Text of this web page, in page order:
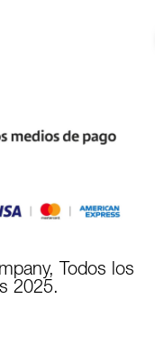
Todos los
2025.